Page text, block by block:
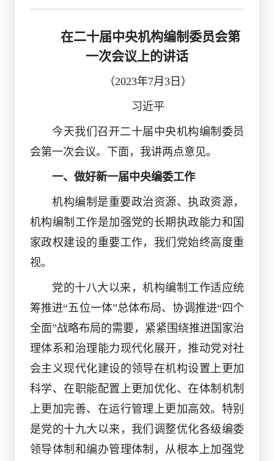
在二十届中央机构编制委员会第
一次会议上的讲话
（2023年7月3日）
习近平
今天我们召开二十届中央机构编制委员
会第一次会议。下面，我讲两点意见。
一、做好新一届中央编委工作
机构编制是重要政治资源、执政资源，
机构编制工作是加强党的长期执政能力和国
家政权建设的重要工作，我们党始终高度重
视。
党的十八大以来，机构编制工作适应统
筹推进“五位一体”总体布局、协调推进“四个
全面”战略布局的需要，紧紧围绕推进国家治
理体系和治理能力现代化展开，推动党对社
会主义现代化建设的领导在机构设置上更加
科学、在职能配置上更加优化、在体制机制
上更加完善、在运行管理上更加高效。特别
是党的十九大以来，我们调整优化各级编委
领导体制和编办管理体制，从根本上加强党